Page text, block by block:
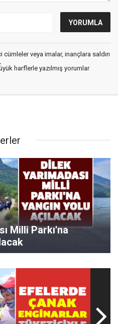
veya imalar, inançlara saldırı
harflerle yazılmış yorumlar
Milli Parkı'na